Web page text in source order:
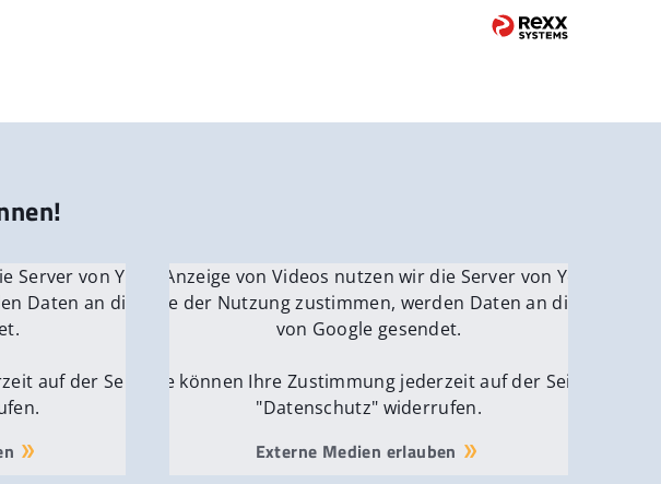
Server von YouTube.
Daten an die Server
auf der Seite
Für die Anzeige von Videos nutzen wir die Server von YouTube.
Wenn Sie der Nutzung zustimmen, werden Daten an die Server
von Google gesendet.
Sie können Ihre Zustimmung jederzeit auf der Seite
"Datenschutz" widerrufen.
Externe Medien erlauben